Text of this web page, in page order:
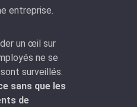
entreprise.
un œil sur
ne se
surveillés.
sans que les
de